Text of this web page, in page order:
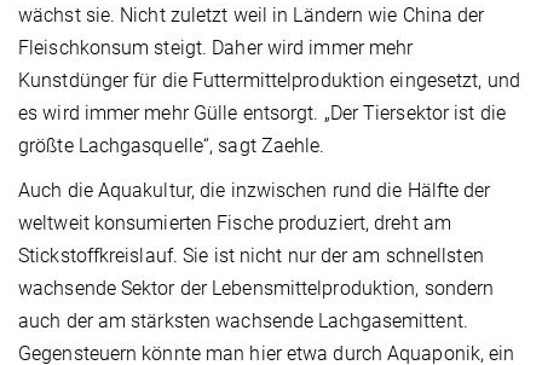
wächst sie. Nicht zuletzt weil in Ländern wie China der
Fleischkonsum steigt. Daher wird immer mehr
Kunstdünger für die Futtermittelproduktion eingesetzt, und
es wird immer mehr Gülle entsorgt. „Der Tiersektor ist die
größte Lachgasquelle“, sagt Zaehle.
Auch die Aquakultur, die inzwischen rund die Hälfte der
weltweit konsumierten Fische produziert, dreht am
Stickstoffkreislauf. Sie ist nicht nur der am schnellsten
wachsende Sektor der Lebensmittelproduktion, sondern
auch der am stärksten wachsende Lachgas­emittent.
Gegensteuern könnte man hier etwa durch Aquaponik, ein